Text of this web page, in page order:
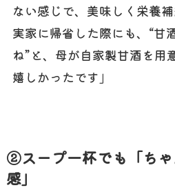
ない感じで、美味しく栄養補
実家に帰省した際にも、“甘
ね”と、母が自家製甘酒を用
嬉しかったです」
②スープ一杯でも「ち
感」